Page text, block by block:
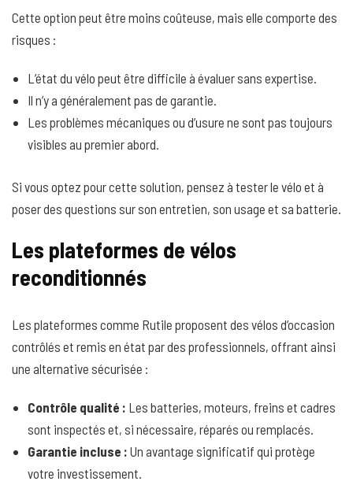
Cette option peut être moins coûteuse, mais elle comporte des
risques :
L’état du vélo peut être difficile à évaluer sans expertise.
Il n’y a généralement pas de garantie.
Les problèmes mécaniques ou d’usure ne sont pas toujours
visibles au premier abord.
Si vous optez pour cette solution, pensez à tester le vélo et à
poser des questions sur son entretien, son usage et sa batterie.
Les plateformes de vélos
reconditionnés
Les plateformes comme Rutile proposent des vélos d’occasion
contrôlés et remis en état par des professionnels, offrant ainsi
une alternative sécurisée :
Contrôle qualité : Les batteries, moteurs, freins et cadres
sont inspectés et, si nécessaire, réparés ou remplacés.
Garantie incluse : Un avantage significatif qui protège
votre investissement.